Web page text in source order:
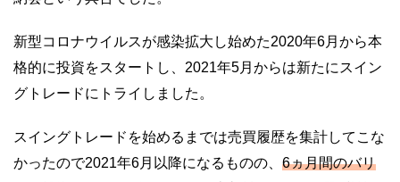
新型コロナウイルスが感染拡大し始めた2020年6月から本
格的に投資をスタートし、2021年5月からは新たにスイン
グトレードにトライしました。
スイングトレードを始めるまでは売買履歴を集計してこな
かったので2021年6月以降になるものの、 6ヵ月間のバリ